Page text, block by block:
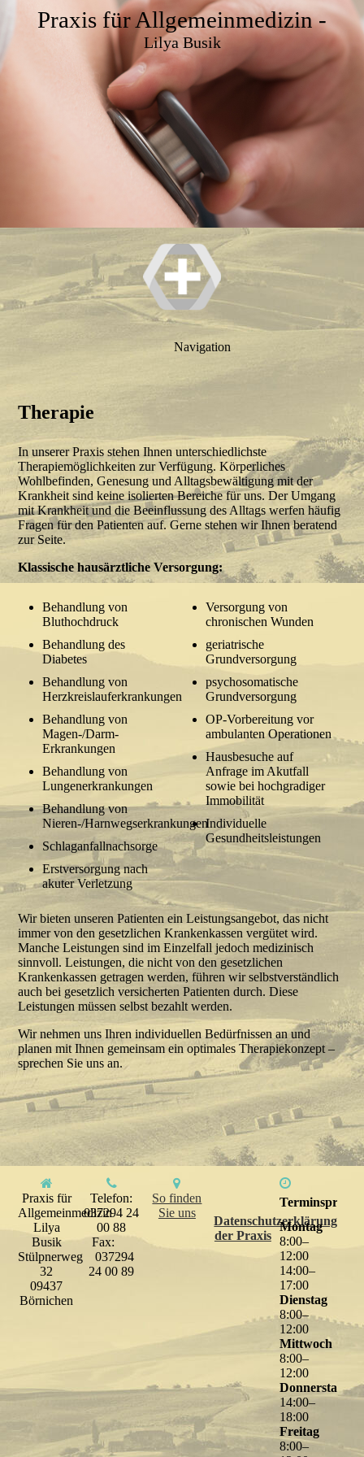
Praxis für Allgemeinmedizin -
Lilya Busik
Navigation
Therapie
In unserer Praxis stehen Ihnen unterschiedlichste
Therapiemöglichkeiten zur Verfügung. Körperliches
Wohlbefinden, Genesung und Alltagsbewältigung mit der
Krankheit sind keine isolierten Bereiche für uns. Der Umgang
mit Krankheit und die Beeinflussung des Alltags werfen häufig
Fragen für den Patienten auf. Gerne stehen wir Ihnen beratend
zur Seite.
Klassische hausärztliche Versorgung:
Behandlung von
Bluthochdruck
Behandlung des
Diabetes
Behandlung von
Herzkreislauferkrankungen
Behandlung von
Magen-/Darm-
Erkrankungen
Behandlung von
Lungenerkrankungen
Behandlung von
Nieren-/Harnwegserkrankungen
Schlaganfallnachsorge
Erstversorgung nach
akuter Verletzung
Versorgung von
chronischen Wunden
geriatrische
Grundversorgung
psychosomatische
Grundversorgung
OP-Vorbereitung vor
ambulanten Operationen
Hausbesuche auf
Anfrage im Akutfall
sowie bei hochgradiger
Immobilität
Individuelle
Gesundheitsleistungen
Wir bieten unseren Patienten ein Leistungsangebot, das nicht
immer von den gesetzlichen Krankenkassen vergütet wird.
Manche Leistungen sind im Einzelfall jedoch medi­zi­nisch
sinnvoll. Leistungen, die nicht von den gesetzlichen
Krankenkassen getragen werden, führen wir selbst­verständ­lich
auch bei gesetzlich versicherten Patienten durch. Diese
Leistungen müssen selbst bezahlt werden.
Wir nehmen uns Ihren individuellen Bedürfnissen an und
planen mit Ihnen gemeinsam ein optimales Therapiekonzept –
sprechen Sie uns an.
Praxis für
Allgemeinmedizin
Lilya
Busik
Stülpnerweg
32
09437
Börnichen
Telefon:
037294 24
00 88
Fax:
037294
24 00 89
So finden
Sie uns
Datenschutzerklärung
der Praxis
Montag
8:00–
12:00
14:00–
17:00
Dienstag
8:00–
12:00
Mittwoch
8:00–
12:00
Donnerstag
14:00–
18:00
Freitag
8:00–